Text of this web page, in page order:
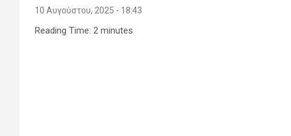
10 Αυγούστου, 2025 - 18:43
Reading Time: 2 minutes